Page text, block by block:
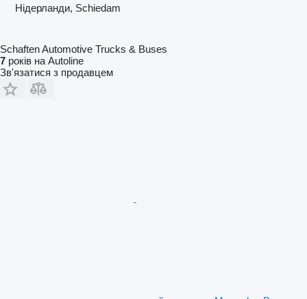
Нідерланди, Schiedam
Schaften Automotive Trucks & Buses
7 років на Autoline
Зв'язатися з продавцем